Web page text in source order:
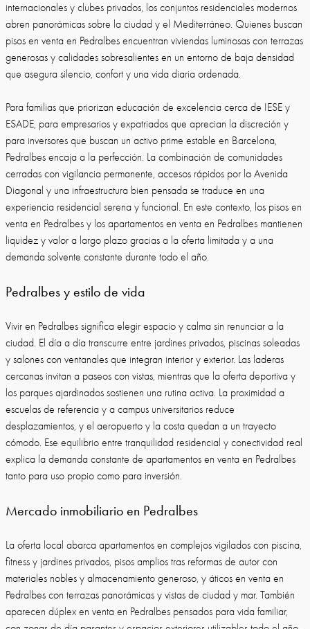
internacionales y clubes privados, los conjuntos residenciales modernos
abren panorámicas sobre la ciudad y el Mediterráneo. Quienes buscan
pisos en venta en Pedralbes encuentran viviendas luminosas con terrazas
generosas y calidades sobresalientes en un entorno de baja densidad
que asegura silencio, confort y una vida diaria ordenada.
Para familias que priorizan educación de excelencia cerca de IESE y
ESADE, para empresarios y expatriados que aprecian la discreción y
para inversores que buscan un activo prime estable en Barcelona,
Pedralbes encaja a la perfección. La combinación de comunidades
cerradas con vigilancia permanente, accesos rápidos por la Avenida
Diagonal y una infraestructura bien pensada se traduce en una
experiencia residencial serena y funcional. En este contexto, los pisos en
venta en Pedralbes y los apartamentos en venta en Pedralbes mantienen
liquidez y valor a largo plazo gracias a la oferta limitada y a una
demanda solvente constante durante todo el año.
Pedralbes y estilo de vida
Vivir en Pedralbes significa elegir espacio y calma sin renunciar a la
ciudad. El día a día transcurre entre jardines privados, piscinas soleadas
y salones con ventanales que integran interior y exterior. Las laderas
cercanas invitan a paseos con vistas, mientras que la oferta deportiva y
los parques ajardinados sostienen una rutina activa. La proximidad a
escuelas de referencia y a campus universitarios reduce
desplazamientos, y el aeropuerto y la costa quedan a un trayecto
cómodo. Ese equilibrio entre tranquilidad residencial y conectividad real
explica la demanda constante de apartamentos en venta en Pedralbes
tanto para uso propio como para inversión.
Mercado inmobiliario en Pedralbes
La oferta local abarca apartamentos en complejos vigilados con piscina,
fitness y jardines privados, pisos amplios tras reformas de autor con
materiales nobles y almacenamiento generoso, y áticos en venta en
Pedralbes con terrazas panorámicas y vistas de ciudad y mar. También
aparecen dúplex en venta en Pedralbes pensados para vida familiar,